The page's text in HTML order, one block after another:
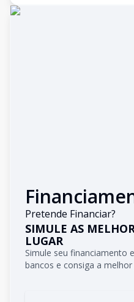
Pretende Financiar?
SIMULE AS
LUGAR
Simule seu financiamento
bancos e consiga a